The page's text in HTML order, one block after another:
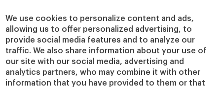
We use cookies to personalize content and ads,
allowing us to offer personalized advertising, to
provide social media features and to analyze our
traffic. We also share information about your use of
our site with our social media, advertising and
analytics partners, who may combine it with other
information that you have provided to them or that
Cátedras
IESE Insight
IESE Publishing
Nuestro impacto
Colabora con el IESE
Servicios
Biblioteca
Canal de Compliance